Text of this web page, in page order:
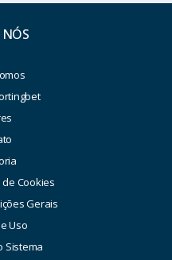
Cookies
Gerais
Uso
Sistema